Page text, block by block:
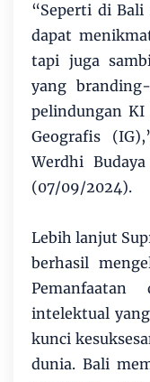
“Seperti di
dapat
tapi juga
yang
pelindungan
Geografis
Werdhi
(07/09/2024).
Lebih lanjut
berhasil
Pemanfaatan
intelektual
kunci
dunia. Bali